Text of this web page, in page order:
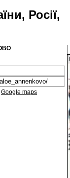
Росії,
Google maps